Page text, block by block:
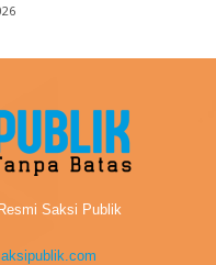
Saksi Publik